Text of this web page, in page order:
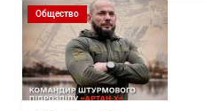
Общество